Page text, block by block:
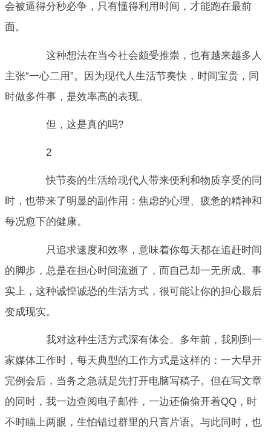
会被逼得分秒必争，只有懂得利用时间，才能跑在最前
面。
这种想法在当今社会颇受推崇，也有越来越多人
主张“一心二用”。因为现代人生活节奏快，时间宝贵，同
时做多件事，是效率高的表现。
但，这是真的吗?
2
快节奏的生活给现代人带来便利和物质享受的同
时，也带来了明显的副作用：焦虑的心理、疲惫的精神和
每况愈下的健康。
只追求速度和效率，意味着你每天都在追赶时间
的脚步，总是在担心时间流逝了，而自己却一无所成。事
实上，这种诚惶诚恐的生活方式，很可能让你的担心最后
变成现实。
我对这种生活方式深有体会。多年前，我刚到一
家媒体工作时，每天典型的工作方式是这样的：一大早开
完例会后，当务之急就是先打开电脑写稿子。但在写文章
的同时，我一边查阅电子邮件，一边还偷偷开着QQ，时
不时瞄上两眼，生怕错过群里的只言片语。与此同时，也